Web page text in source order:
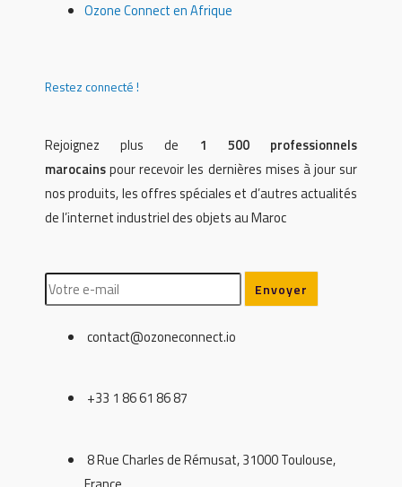
Ozone Connect en Afrique
Restez connecté !
Rejoignez plus de 1 500 professionnels
marocainspour recevoir les dernières mises à jour sur
nos produits, les offres spéciales et d’autres actualités
de l’internet industriel des objets au Maroc
contact@ozoneconnect.io
+33 1 86 61 86 87
8 Rue Charles de Rémusat, 31000 Toulouse,